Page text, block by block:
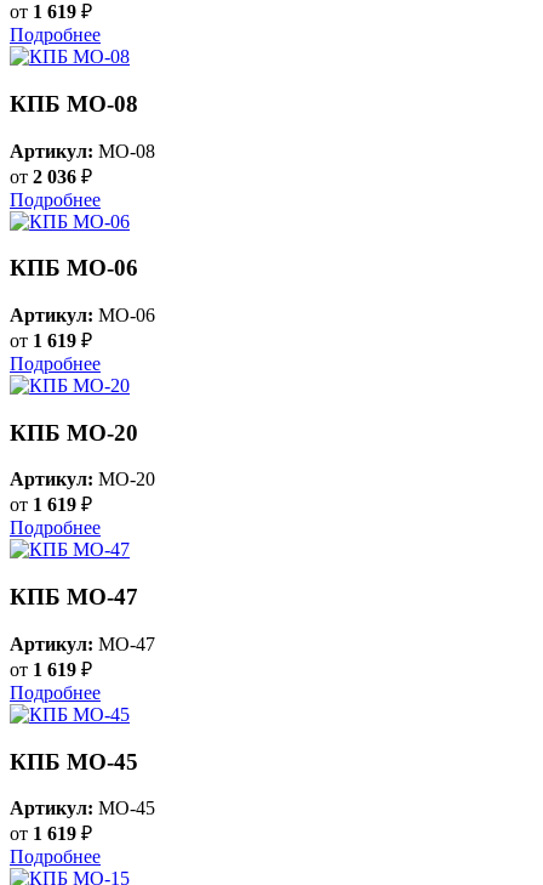
от 1 619 ₽
Подробнее
КПБ MO-08
Артикул: MO-08
от 2 036 ₽
Подробнее
КПБ MO-06
Артикул: MO-06
от 1 619 ₽
Подробнее
КПБ MO-20
Артикул: MO-20
от 1 619 ₽
Подробнее
КПБ MO-47
Артикул: MO-47
от 1 619 ₽
Подробнее
КПБ MO-45
Артикул: MO-45
от 1 619 ₽
Подробнее